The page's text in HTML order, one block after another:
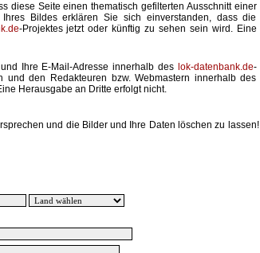
diese Seite einen thematisch gefilterten Ausschnitt einer
Bildes erklären Sie sich einverstanden, dass die
-Projektes jetzt oder künftig zu sehen sein wird. Eine
Ihre E-Mail-Adresse innerhalb des lok-datenbank.de-
und den Redakteuren bzw. Webmastern innerhalb des
Herausgabe an Dritte erfolgt nicht.
und die Bilder und Ihre Daten löschen zu lassen!